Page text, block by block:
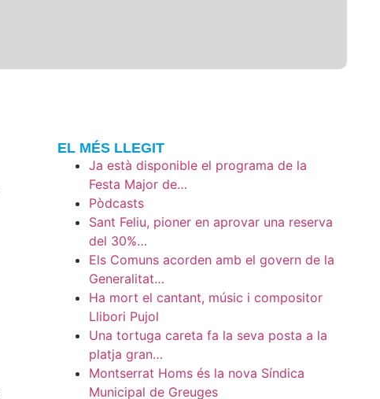
EL MÉS LLEGIT
Ja està disponible el programa de la
Festa Major de…
Pòdcasts
Sant Feliu, pioner en aprovar una reserva
del 30%…
Els Comuns acorden amb el govern de la
Generalitat…
Ha mort el cantant, músic i compositor
Llibori Pujol
Una tortuga careta fa la seva posta a la
platja gran…
Montserrat Homs és la nova Síndica
Municipal de Greuges